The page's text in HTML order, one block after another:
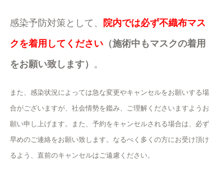
感染予防対策として、
院内では必ず不織布マス
クを着用してください （施術中もマスクの着用
をお願い致します） 。
また、感染状況によっては急な変更やキャンセルをお願いする場
合がございますが、社会情勢を鑑み、ご理解くださいますようお
願い申し上げます。また、予約をキャンセルされる場合は、必ず
早めのご連絡をお願い致します。なるべく多くの方にお受け頂け
るよう、直前のキャンセルはご遠慮ください。